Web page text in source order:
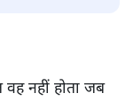
नहीं होता जब